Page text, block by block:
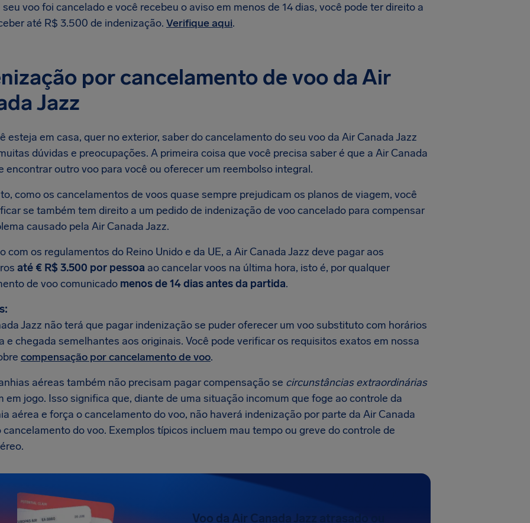
seu voo foi cancelado e você recebeu o aviso em menos de 14 dias, você pode ter direito a
até R$ 3.500 de indenização. Verifique aqui.
por cancelamento de voo da Air
Jazz
esteja em casa, quer no exterior, saber do cancelamento do seu voo da Air Canada Jazz
dúvidas e preocupações. A primeira coisa que você precisa saber é que a Air Canada
encontrar outro voo para você ou oferecer um reembolso integral.
como os cancelamentos de voos quase sempre prejudicam os planos de viagem, você
se também tem direito a um pedido de indenização de voo cancelado para compensar
causado pela Air Canada Jazz.
com os regulamentos do Reino Unido e da UE, a Air Canada Jazz deve pagar aos
até € R$ 3.500 por pessoa ao cancelar voos na última hora, isto é, por qualquer
de voo comunicado menos de 14 dias antes da partida.
Jazz não terá que pagar indenização se puder oferecer um voo substituto com horários
e chegada semelhantes aos originais. Você pode verificar os requisitos exatos em nossa
compensação por cancelamento de voo.
aéreas também não precisam pagar compensação se circunstâncias extraordinárias
em jogo. Isso significa que, diante de uma situação incomum que foge ao controle da
aérea e força o cancelamento do voo, não haverá indenização por parte da Air Canada
cancelamento do voo. Exemplos típicos incluem mau tempo ou greve do controle de
Voo da Air Canada Jazz atrasado ou